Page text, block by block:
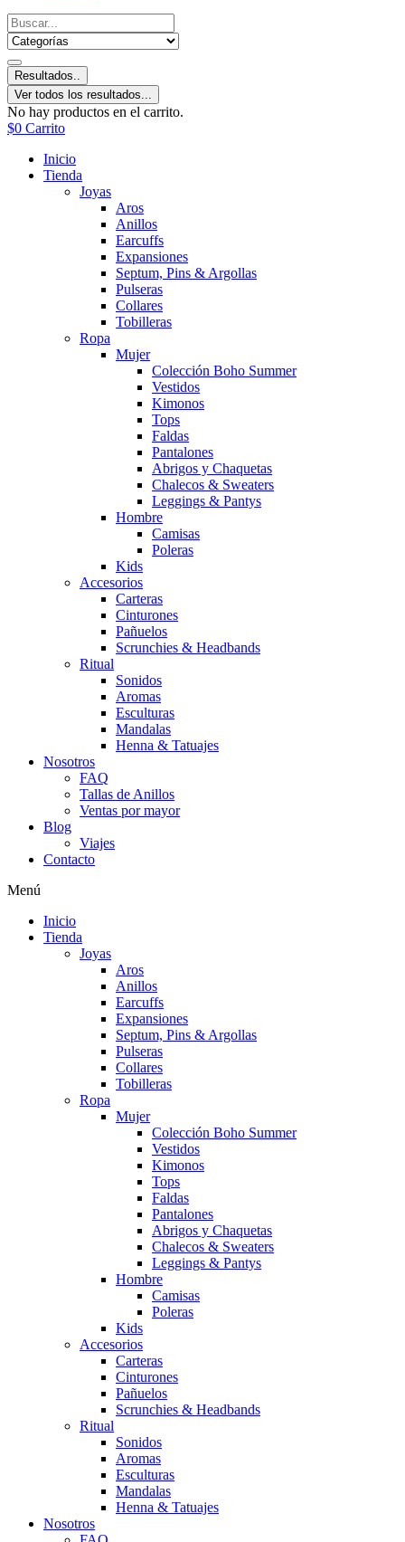
Resultados..
Ver todos los resultados...
No hay productos en el carrito.
$0 Carrito
Inicio
Tienda
Joyas
Aros
Anillos
Earcuffs
Expansiones
Septum, Pins & Argollas
Pulseras
Collares
Tobilleras
Ropa
Mujer
Colección Boho Summer
Vestidos
Kimonos
Tops
Faldas
Pantalones
Abrigos y Chaquetas
Chalecos & Sweaters
Leggings & Pantys
Hombre
Camisas
Poleras
Kids
Accesorios
Carteras
Cinturones
Pañuelos
Scrunchies & Headbands
Ritual
Sonidos
Aromas
Esculturas
Mandalas
Henna & Tatuajes
Nosotros
FAQ
Tallas de Anillos
Ventas por mayor
Blog
Viajes
Contacto
Menú
Inicio
Tienda
Joyas
Aros
Anillos
Earcuffs
Expansiones
Septum, Pins & Argollas
Pulseras
Collares
Tobilleras
Ropa
Mujer
Colección Boho Summer
Vestidos
Kimonos
Tops
Faldas
Pantalones
Abrigos y Chaquetas
Chalecos & Sweaters
Leggings & Pantys
Hombre
Camisas
Poleras
Kids
Accesorios
Carteras
Cinturones
Pañuelos
Scrunchies & Headbands
Ritual
Sonidos
Aromas
Esculturas
Mandalas
Henna & Tatuajes
Nosotros